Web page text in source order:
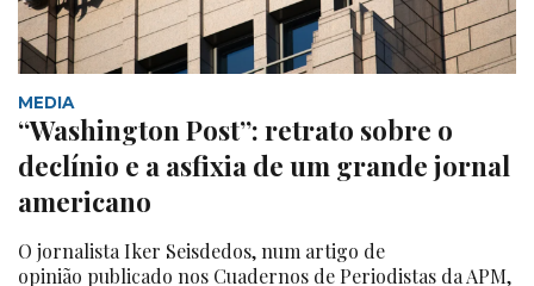
MEDIA
“Washington Post”: retrato sobre o
declínio e a asfixia de um grande jornal
americano
O jornalista Iker Seisdedos, num artigo de
opinião publicado nos Cuadernos de Periodistas da APM,